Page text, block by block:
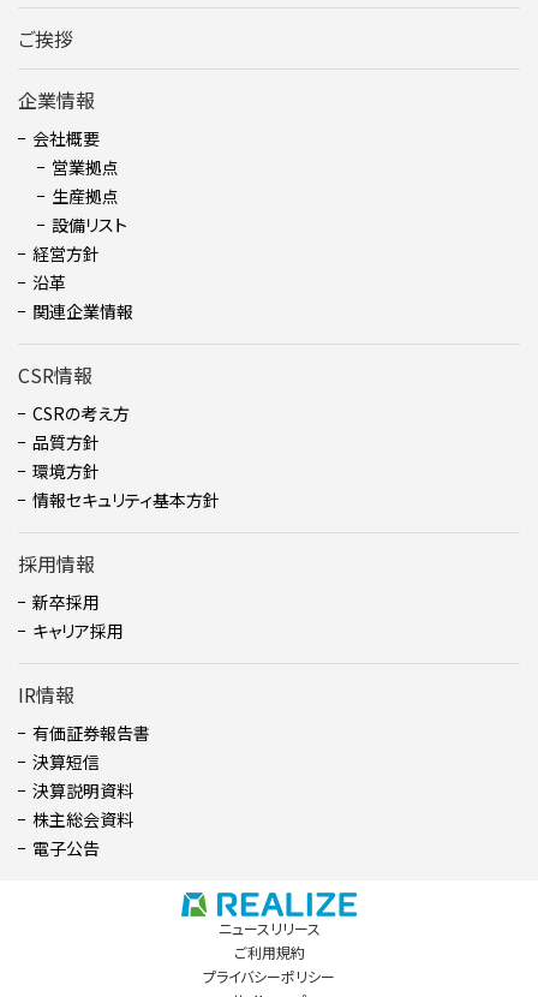
ご挨拶
企業情報
会社概要
営業拠点
生産拠点
設備リスト
経営方針
沿革
関連企業情報
CSR情報
CSRの考え方
品質方針
環境方針
情報セキュリティ基本方針
採用情報
新卒採用
キャリア採用
IR情報
有価証券報告書
決算短信
決算説明資料
株主総会資料
電子公告
ニュースリリース
ご利用規約
プライバシーポリシー